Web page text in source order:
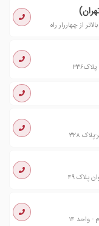
از چهاررار راه
٣٢٨
پلاک ۴۹
واحد ۱۴